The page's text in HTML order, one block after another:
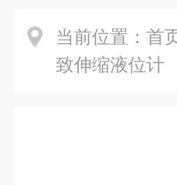
当前位置： 首
致伸缩液位计